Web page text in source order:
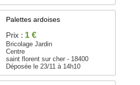
Palettes ardoises
Prix : 1 €
Bricolage Jardin
Centre
saint florent sur cher - 18400
Déposée le 23/11 à 14h10